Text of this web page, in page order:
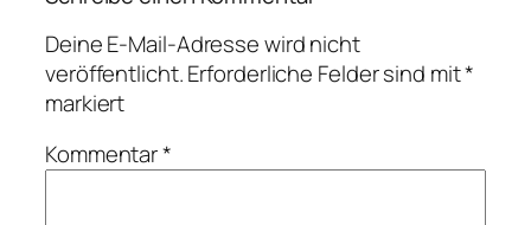
Deine E-Mail-Adresse wird nicht
veröffentlicht.Erforderliche Felder sind mit*
markiert
Kommentar*